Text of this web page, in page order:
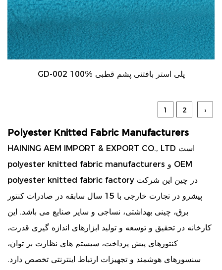
GD-002 100% پلی استر بافتنی پشم قطبی
1 2 ›
Polyester Knitted Fabric Manufacturers
HAINING AEM IMPORT & EXPORT CO., LTD است
polyester knitted fabric manufacturers
OEM
polyester knitted fabric factory
پیشرو در تجارت خارجی با 15 سال سابقه در صادرات کنتور
برق، چینی بهداشتی، نساجی و سایر صنایع می باشد. این
کارخانه در تحقیق و توسعه و تولید ابزارهای اندازه گیری قدرت،
کنتورهای پیش پرداخت، سیستم های نظارت بر توان،
سنسورهای هوشمند و تجهیزات ارتباط اینترنتی تخصص دارد.